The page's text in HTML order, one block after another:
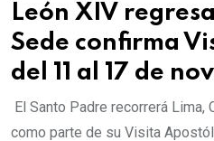
León XIV
Sede confirma
del 11 al 17 de
El Santo Padre recorrerá Lima,
como parte de su Visita